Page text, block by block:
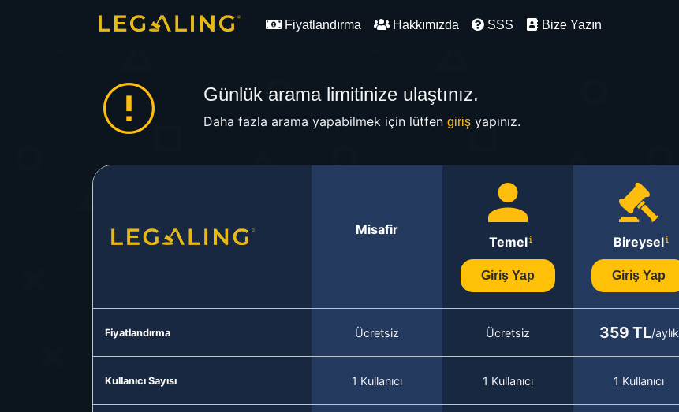
Fiyatlandırma Hakkımızda SSS Bize Yazın
Günlük arama limitinize ulaştınız.
Daha fazla arama yapabilmek için lütfen girişyapınız.
Misafir
Temel
Giriş Yap
Bireysel
Giriş Yap
Fiyatlandırma Ücretsiz Ücretsiz 359 TL/aylık
Kullanıcı Sayısı 1 Kullanıcı 1 Kullanıcı 1 Kullanıcı